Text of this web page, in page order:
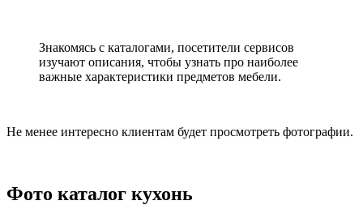
Знакомясь с каталогами, посетители сервисов
изучают описания, чтобы узнать про наиболее
важные характеристики предметов мебели.
Не менее интересно клиентам будет просмотреть фотографии.
Фото каталог кухонь